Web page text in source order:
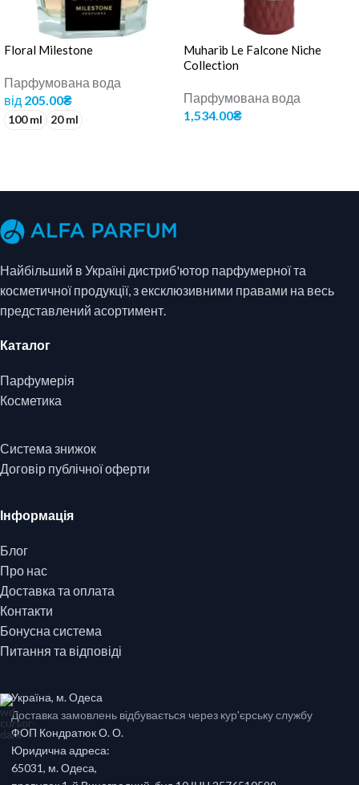
Floral Milestone
Парфумована вода
від 205.00₴
100 ml 20 ml
Muharib Le Falcone Niche
Collection
Парфумована вода
1,534.00₴
Найбільший в Україні дистриб'ютор парфумерної та
косметичної продукції, з ексклюзивними правами на весь
представлений асортимент.
Каталог
Парфумерія
Косметика
Система знижок
Договір публічної оферти
Інформація
Блог
Про нас
Доставка та оплата
Контакти
Бонусна система
Питання та відповіді
Україна, м. Одеса
Доставка замовлень відбувається через кур'єрську службу
ФОП Кондратюк О. О.
Юридична адреса:
65031, м. Одеса,